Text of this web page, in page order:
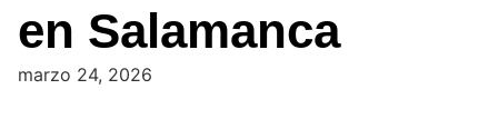
en Salamanca
marzo 24, 2026